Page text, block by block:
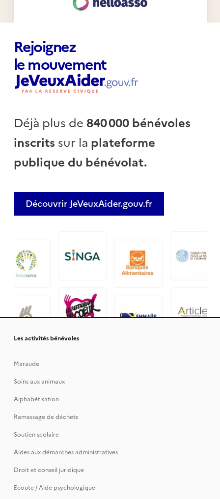
Rejoignez
le mouvement
Déjà plus de840 000 bénévoles
inscrits sur la plateforme
publique du bénévolat.
Découvrir JeVeuxAider.gouv.fr
Les activités bénévoles
Maraude
Soins aux animaux
Alphabétisation
Ramassage de déchets
Soutien scolaire
Aides aux démarches administratives
Droit et conseil juridique
Ecoute / Aide psychologique